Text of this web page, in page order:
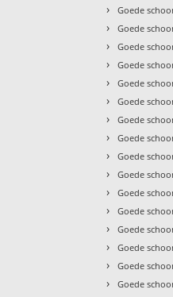
› Goede
› Goede
› Goede
› Goede
› Goede
› Goede
› Goede
› Goede
› Goede
› Goede
› Goede
› Goede
› Goede
› Goede
› Goede
› Goede